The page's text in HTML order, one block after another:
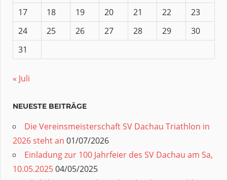
17
18 19 20 21 22
23
24
25 26 27 28 29
30
31
« Juli
NEUESTE BEITRÄGE
Die Vereinsmeisterschaft SV Dachau Triathlon in
2026 steht an 01/07/2026
Einladung zur 100 Jahrfeier des SV Dachau am Sa,
10.05.202504/05/2025